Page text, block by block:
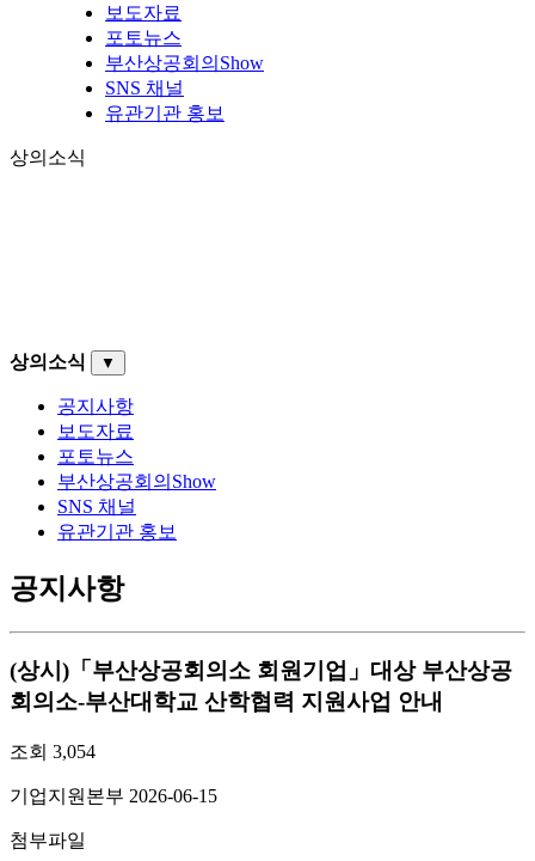
보도자료
포토뉴스
부산상공회의Show
SNS 채널
유관기관 홍보
상의소식
상의소식 ▼
공지사항
보도자료
포토뉴스
부산상공회의Show
SNS 채널
유관기관 홍보
공지사항
(상시)「부산상공회의소 회원기업」대상 부산상공
회의소-부산대학교 산학협력 지원사업 안내
조회 3,054
기업지원본부 2026-06-15
첨부파일